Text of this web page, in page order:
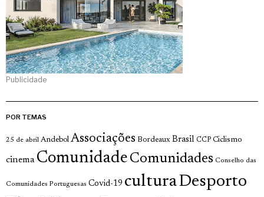
Publicidade
POR TEMAS
25 de abril Andebol Associações Bordeaux Brasil CCP Ciclismo
cinema Comunidade Comunidades Conselho das
Comunidades Portuguesas Covid-19 culturaDesporto